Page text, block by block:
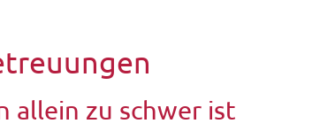
allein zu schwer ist